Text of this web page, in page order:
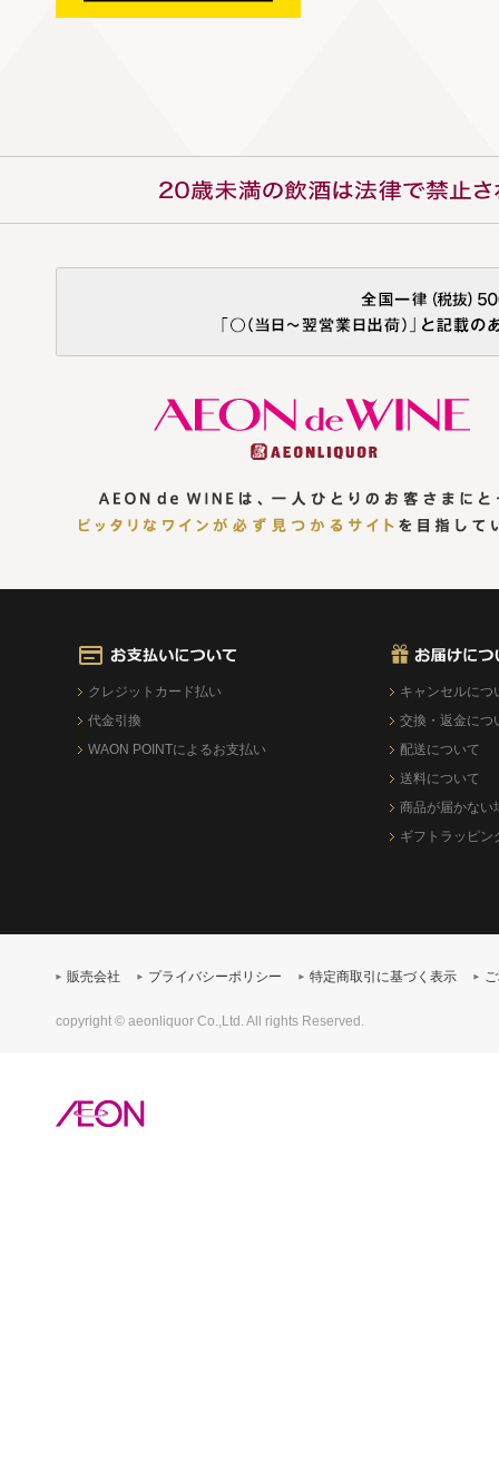
クレジットカード払い
代金引換
WAON POINTによるお支払い
キャンセルにつ
交換・返金につ
配送について
送料について
商品が届かない
ギフトラッピン
販売会社 プライバシーポリシー 特定商取引に基づく表示
copyright © aeonliquor Co.,Ltd. All rights Reserved.